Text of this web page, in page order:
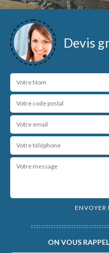
Devis
ON VOUS